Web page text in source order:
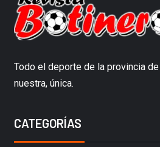
Todo el deporte de la provincia
nuestra, única.
CATEGORÍAS